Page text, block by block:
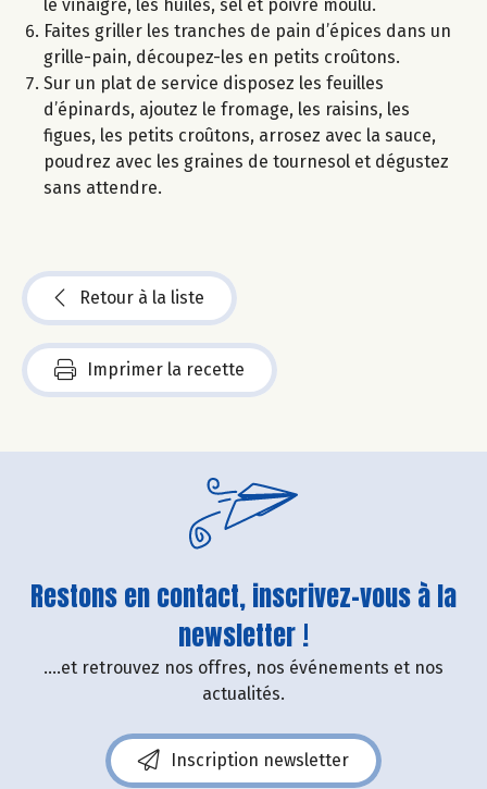
le vinaigre, les huiles, sel et poivre moulu.
Faites griller les tranches de pain d’épices dans un
grille-pain, découpez-les en petits croûtons.
Sur un plat de service disposez les feuilles
d’épinards, ajoutez le fromage, les raisins, les
figues, les petits croûtons, arrosez avec la sauce,
poudrez avec les graines de tournesol et dégustez
sans attendre.
Retour à la liste
Imprimer la recette
Restons en contact, inscrivez-vous à la
newsletter !
....et retrouvez nos offres, nos événements et nos
actualités.
Inscription newsletter